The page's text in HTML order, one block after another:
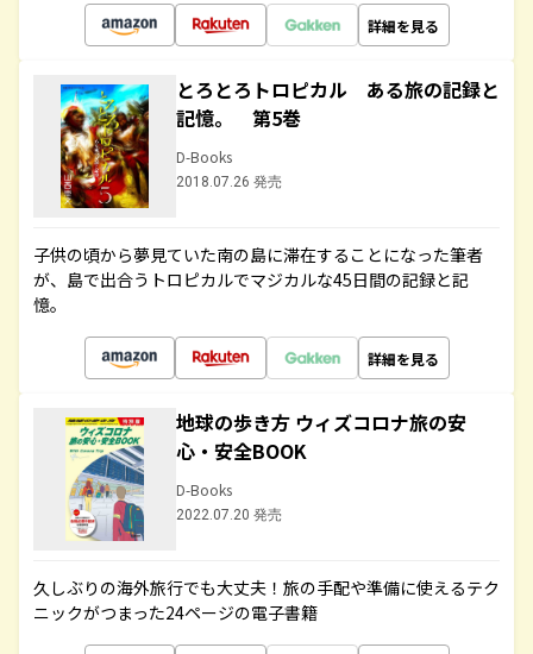
詳細を見る
とろとろトロピカル ある旅の記録と
記憶。 第5巻
D-Books
2018.07.26 発売
子供の頃から夢見ていた南の島に滞在することになった筆者
が、島で出合うトロピカルでマジカルな45日間の記録と記
憶。
詳細を見る
地球の歩き方 ウィズコロナ旅の安
心・安全BOOK
D-Books
2022.07.20 発売
久しぶりの海外旅行でも大丈夫！旅の手配や準備に使えるテク
ニックがつまった24ページの電子書籍